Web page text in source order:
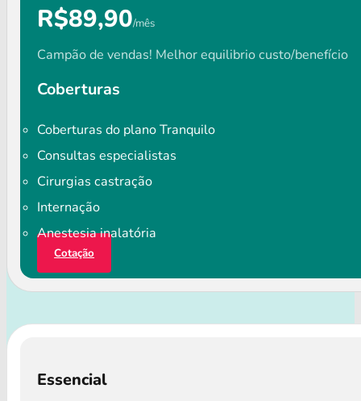
R$89,90/mês
Campão de vendas! Melhor equilibrio custo/benefício
Coberturas
Coberturas do plano Tranquilo
Consultas especialistas
Cirurgias castração
Internação
Anestesia inalatória
Cotação
Essencial